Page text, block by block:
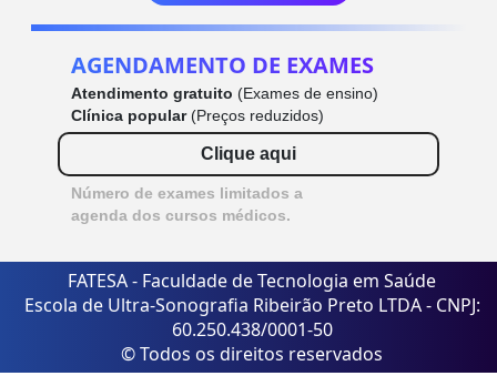
AGENDAMENTO DE EXAMES
Atendimento gratuito (Exames de ensino)
Clínica popular(Preços reduzidos)
Clique aqui
Número de exames limitados a
agenda dos cursos médicos.
FATESA - Faculdade de Tecnologia em Saúde
Escola de Ultra-Sonografia Ribeirão Preto LTDA - CNPJ:
60.250.438/0001-50
© Todos os direitos reservados